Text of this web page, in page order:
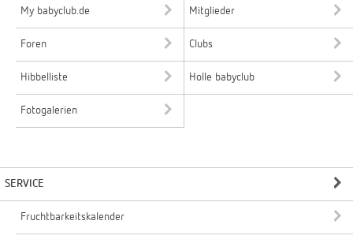
My babyclub.de Mitglieder
Foren Clubs
Hibbelliste Holle babyclub
Fotogalerien
SERVICE
Fruchtbarkeitskalender